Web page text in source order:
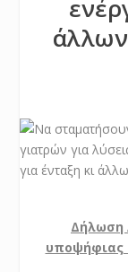
Δήλωση
υποψήφιας